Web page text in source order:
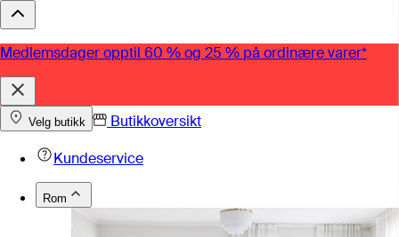
Medlemsdager opptil 60 % og 25 % på ordinære varer*
Velg butikk
Butikkoversikt
Kundeservice
Rom